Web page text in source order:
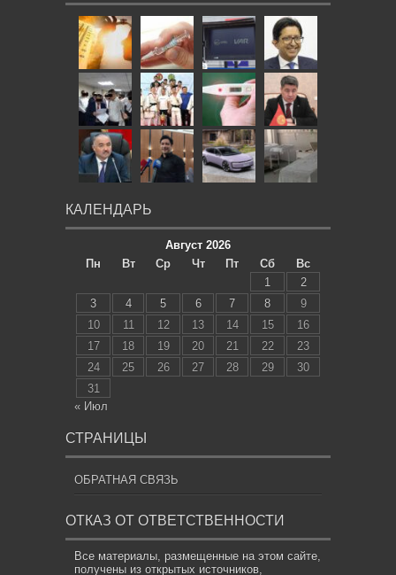
КАЛЕНДАРЬ
Август 2026
Пн
Вт Ср Чт Пт Сб
Вс
1
2
3
4 5 6 7 8
9
10
11 12 13 14 15
16
17
18 19 20 21 22
23
24
25 26 27 28 29
30
31
« Июл
СТРАНИЦЫ
ОБРАТНАЯ СВЯЗЬ
ОТКАЗ ОТ ОТВЕТСТВЕННОСТИ
Все материалы, размещенные на этом сайте,
получены из открытых источников,